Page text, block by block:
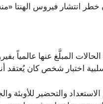
خطر انتشار فيروس الهنتا
والتحضير للأوبئة